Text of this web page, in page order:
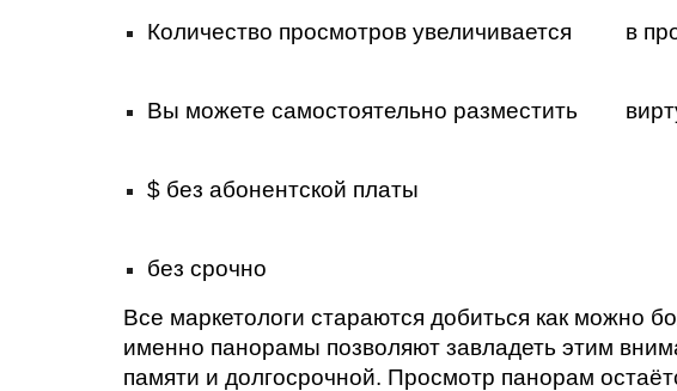
Количество просмотров увеличивается в
Вы можете самостоятельно разместить
$ без абонентской платы
без срочно
Все маркетологи стараются добиться как можно
именно панорамы позволяют завладеть этим
памяти и долгосрочной. Просмотр панорам